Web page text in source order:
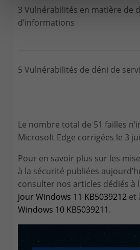
3 Vulnérabilités en matière de
d’informations
5 Vulnérabilités de déni de
Le nombre total de 51 failles
Microsoft Edge corrigées le 3
Pour en savoir plus sur les
à la sécurité publiées
consulter nos articles dédiés à
jour Windows 11 KB5039212 et
Windows 10 KB5039211.